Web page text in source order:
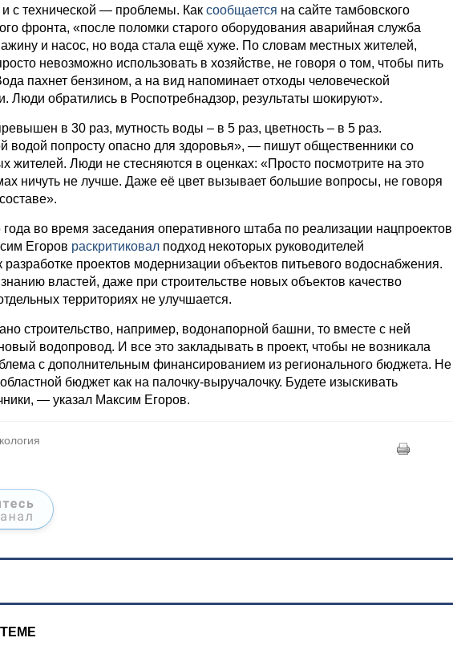
с технической — проблемы. Как сообщается на сайте тамбовского
фронта, «после поломки старого оборудования аварийная служба
и насос, но вода стала ещё хуже. По словам местных жителей,
невозможно использовать в хозяйстве, не говоря о том, чтобы пить
пахнет бензином, а на вид напоминает отходы человеческой
Люди обратились в Роспотребнадзор, результаты шокируют».
в 30 раз, мутность воды – в 5 раз, цветность – в 5 раз.
водой попросту опасно для здоровья», — пишут общественники со
жителей. Люди не стесняются в оценках: «Просто посмотрите на это
ничуть не лучше. Даже её цвет вызывает большие вопросы, не говоря
года во время заседания оперативного штаба по реализации нацпроектов
Егоров раскритиковал подход некоторых руководителей
разработке проектов модернизации объектов питьевого водоснабжения.
властей, даже при строительстве новых объектов качество
территориях не улучшается.
строительство, например, водонапорной башни, то вместе с ней
водопровод. И все это закладывать в проект, чтобы не возникала
с дополнительным финансированием из регионального бюджета. Не
бюджет как на палочку-выручалочку. Будете изыскивать
— указал Максим Егоров.